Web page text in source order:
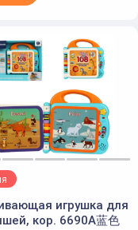
игрушка для
кор. 6690A蓝色